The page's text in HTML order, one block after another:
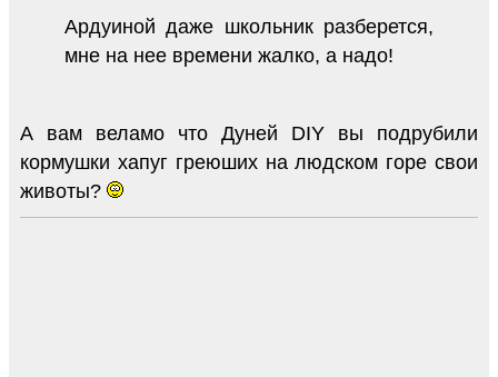
Ардуиной даже школьник разберется,
мне на нее времени жалко, а надо!
А вам веламо что Дуней DIY вы подрубили
кормушки хапуг греюших на людском горе свои
животы?